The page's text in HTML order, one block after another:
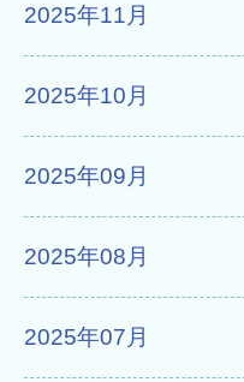
2025年11月
2025年10月
2025年09月
2025年08月
2025年07月